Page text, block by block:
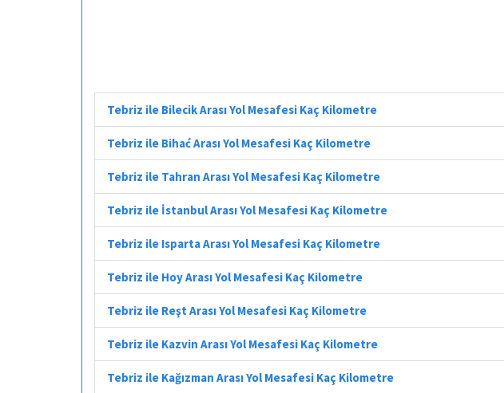
Tebriz ile Bilecik Arası Yol Mesafesi Kaç Kilometre
Tebriz ile Bihać Arası Yol Mesafesi Kaç Kilometre
Tebriz ile Tahran Arası Yol Mesafesi Kaç Kilometre
Tebriz ile İstanbul Arası Yol Mesafesi Kaç Kilometre
Tebriz ile Isparta Arası Yol Mesafesi Kaç Kilometre
Tebriz ile Hoy Arası Yol Mesafesi Kaç Kilometre
Tebriz ile Reşt Arası Yol Mesafesi Kaç Kilometre
Tebriz ile Kazvin Arası Yol Mesafesi Kaç Kilometre
Tebriz ile Kağızman Arası Yol Mesafesi Kaç Kilometre